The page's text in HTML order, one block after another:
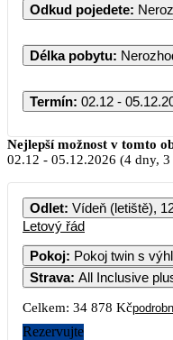
Odkud pojedete:
Délka pobytu:
Termín: 02.12 -
Nejlepší možnost v tomto
02.12 - 05.12.2026 (4 dny,
Odlet: Vídeň (letiště),
Letový řád
Pokoj:
Pokoj twin
Strava: All Inclusive
Celkem: 34 878 Kč
Rezervujte